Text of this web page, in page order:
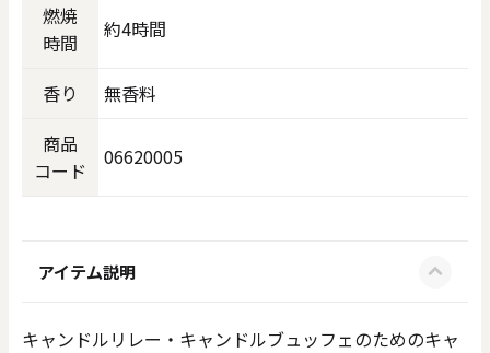
燃焼
時間
約4時間
香り
無香料
商品
コード
06620005
アイテム説明
キャンドルリレー・キャンドルブュッフェのためのキャ